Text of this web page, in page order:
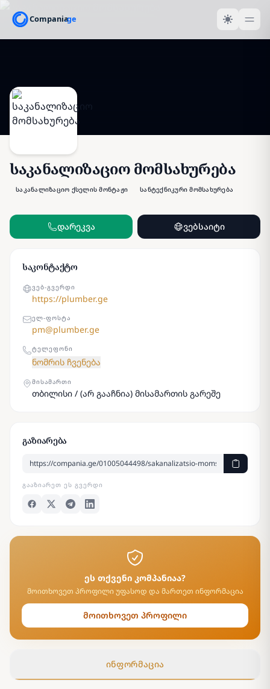
საკანალიზაციო მომსახურება
საკანალიზაციო ქსელის მონტაჟი სანტექნიკური მომსახურება
დარეკვა ვებსაიტი
საკონტაქტო
ᲕᲔᲑ-ᲒᲕᲔᲠᲓᲘ
https://plumber.ge
ᲔᲚ-ᲤᲝᲡᲢᲐ
pm@plumber.ge
ᲢᲔᲚᲔᲤᲝᲜᲘ
ნომრის ჩვენება
ᲛᲘᲡᲐᲛᲐᲠᲗᲘ
თბილისი / (არ გააჩნია) მისამართის გარეშე
გაზიარება
ᲒᲐᲐᲖᲘᲐᲠᲔᲗ ᲔᲡ ᲒᲕᲔᲠᲓᲘ
ეს თქვენი კომპანიაა?
მოითხოვეთ პროფილი უფასოდ და მართეთ ინფორმაცია
მოითხოვეთ პროფილი
ინფორმაცია